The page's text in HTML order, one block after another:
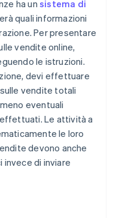
ha unsistema di
quali informazioni
Per presentare
vendite online,
le istruzioni.
devi effettuare
vendite totali
eventuali
Le attività a
le loro
devono anche
di inviare